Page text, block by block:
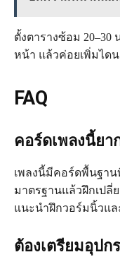
ตั้งตารางซ้อม 20–30
หน้า แล้วค่อยเพิ่มได
FAQ
คอร์ดเพลงนี้ย
เพลงนี้มีคอร์ดพื้นฐาน
มาตรฐานแล้วฝึกเปลี่
แนะนำฝึกวอร์มนิ้วแล
ต้องเตรียมอุปก